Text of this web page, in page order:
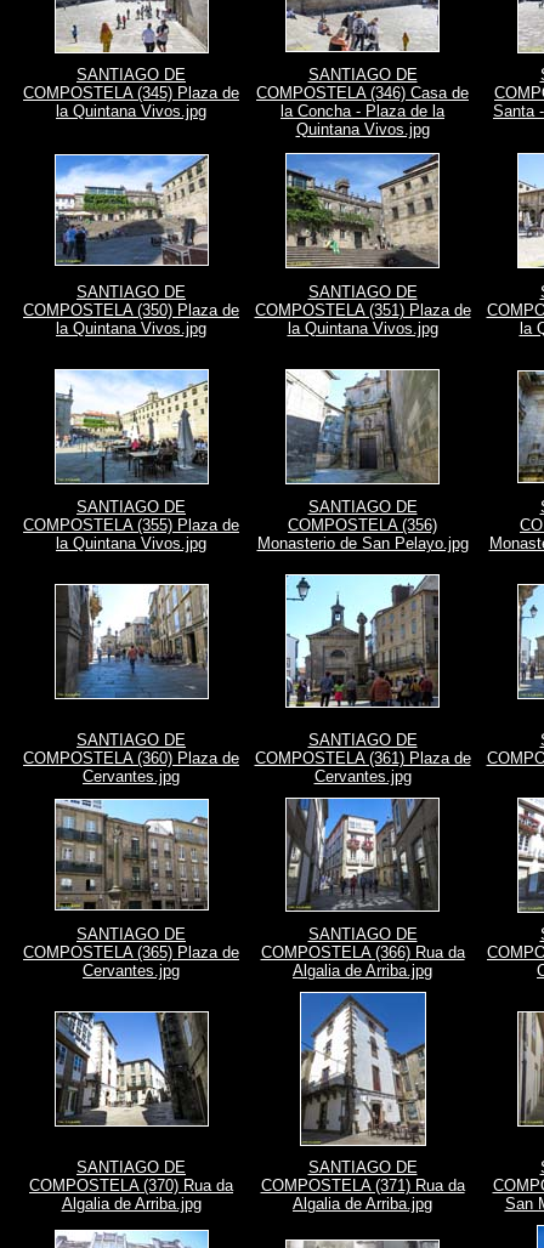
SANTIAGO DE
COMPOSTELA (345) Plaza de
la Quintana Vivos.jpg
SANTIAGO DE
COMPOSTELA (346) Casa de
la Concha - Plaza de la
Quintana Vivos.jpg
Santa
SANTIAGO DE
COMPOSTELA (350) Plaza de
la Quintana Vivos.jpg
SANTIAGO DE
COMPOSTELA (351) Plaza de
la Quintana Vivos.jpg
la
SANTIAGO DE
COMPOSTELA (355) Plaza de
la Quintana Vivos.jpg
SANTIAGO DE
COMPOSTELA (356)
Monasterio de San Pelayo.jpg
SANTIAGO DE
COMPOSTELA (360) Plaza de
Cervantes.jpg
SANTIAGO DE
COMPOSTELA (361) Plaza de
Cervantes.jpg
SANTIAGO DE
COMPOSTELA (365) Plaza de
Cervantes.jpg
SANTIAGO DE
COMPOSTELA (366) Rua da
Algalia de Arriba.jpg
SANTIAGO DE
COMPOSTELA (370) Rua da
Algalia de Arriba.jpg
SANTIAGO DE
COMPOSTELA (371) Rua da
Algalia de Arriba.jpg
San